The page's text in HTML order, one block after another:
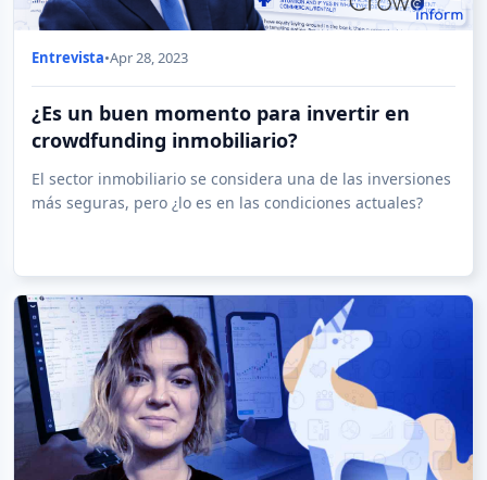
Entrevista•Apr 28, 2023
¿Es un buen momento para invertir en
crowdfunding inmobiliario?
El sector inmobiliario se considera una de las inversiones
más seguras, pero ¿lo es en las condiciones actuales?